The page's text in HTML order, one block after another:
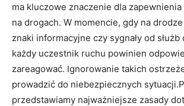
ma kluczowe znaczenie dla
na drogach.‌ W momencie, gdy na⁢
znaki informacyjne czy sygnały od
każdy⁣ uczestnik‌ ruchu powinien⁤
zareagować. Ignorowanie takich
prowadzić do niebezpiecznych
przedstawiamy najważniejsze zasady